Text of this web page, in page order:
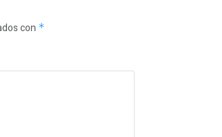
con *